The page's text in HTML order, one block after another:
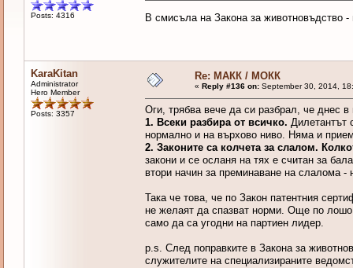
Posts: 4316 В смисъла на Закона за животновъдство
KaraKitan
Administrator
Hero Member
Posts: 3357
Re: МАКК / МОКК
« Reply #136 on:September 30, 2014,
Оги, трябва вече да си разбрал, че днес
1. Всеки разбира от всичко. Дилетантът
нормално и на върхово ниво. Няма и
2. Законите са колчета за слалом.
закони и се осланя на тях е считан за
втори начин за преминаване на слалома -
Така че това, че по Закон патентния
не желаят да спазват норми. Още по лошо
само да са угодни на партиен лидер.
p.s. След поправките в Закона за
служителите на специализираните